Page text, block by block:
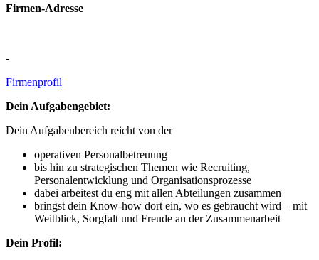
Firmen-Adresse
-
Firmenprofil
Dein Aufgabengebiet:
Dein Aufgabenbereich reicht von der
operativen Personalbetreuung
bis hin zu strategischen Themen wie Recruiting,
Personalentwicklung und Organisationsprozesse
dabei arbeitest du eng mit allen Abteilungen zusammen
bringst dein Know-how dort ein, wo es gebraucht wird – mit
Weitblick, Sorgfalt und Freude an der Zusammenarbeit
Dein Profil: